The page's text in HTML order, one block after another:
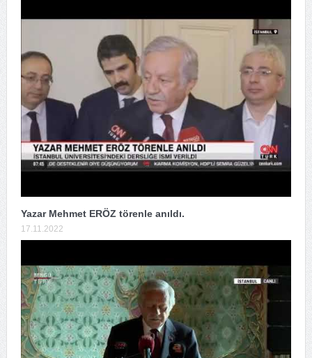
Yazar Mehmet ERÖZ törenle anıldı.
17.11.2022